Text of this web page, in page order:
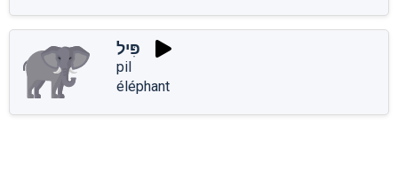
פִּיל
pil
éléphant